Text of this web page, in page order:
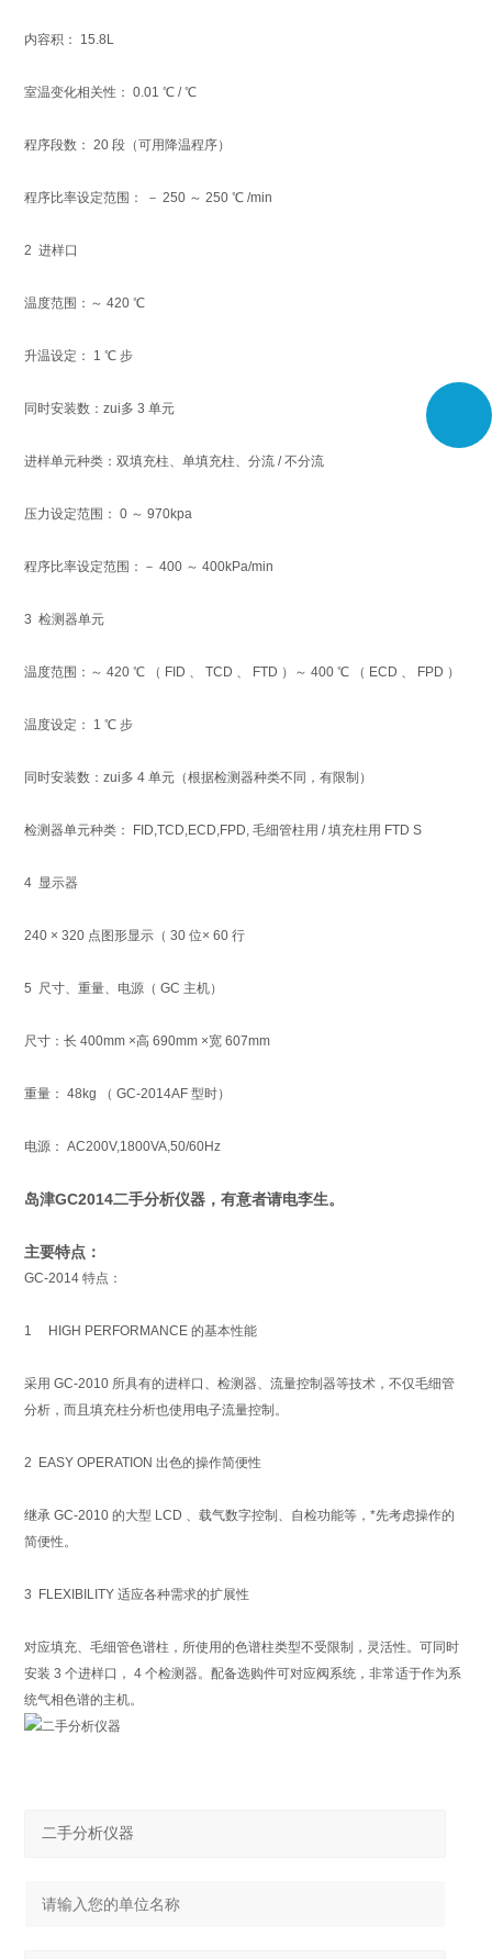
内容积： 15.8L
室温变化相关性： 0.01 ℃ / ℃
程序段数： 20 段（可用降温程序）
程序比率设定范围： － 250 ～ 250 ℃ /min
2 进样口
温度范围：～ 420 ℃
升温设定： 1 ℃ 步
同时安装数：zui多 3 单元
进样单元种类：双填充柱、单填充柱、分流 / 不分流
压力设定范围： 0 ～ 970kpa
程序比率设定范围：－ 400 ～ 400kPa/min
3 检测器单元
温度范围：～ 420 ℃ （ FID 、 TCD 、 FTD ）～ 400 ℃ （ ECD 、 FPD ）
温度设定： 1 ℃ 步
同时安装数：zui多 4 单元（根据检测器种类不同，有限制）
检测器单元种类： FID,TCD,ECD,FPD, 毛细管柱用 / 填充柱用 FTD S
4 显示器
240 × 320 点图形显示（ 30 位× 60 行
5 尺寸、重量、电源（ GC 主机）
尺寸：长 400mm ×高 690mm ×宽 607mm
重量： 48kg （ GC-2014AF 型时）
电源： AC200V,1800VA,50/60Hz
岛津GC2014二手分析仪器 ，有意者请电李生。
主要特点：
GC-2014 特点：
1 HIGH PERFORMANCE 的基本性能
采用 GC-2010 所具有的进样口、检测器、流量控制器等技术，不仅毛细管
分析，而且填充柱分析也使用电子流量控制。
2 EASY OPERATION 出色的操作简便性
继承 GC-2010 的大型 LCD 、载气数字控制、自检功能等，*先考虑操作的
简便性。
3 FLEXIBILITY 适应各种需求的扩展性
对应填充、毛细管色谱柱，所使用的色谱柱类型不受限制，灵活性。可同时
安装 3 个进样口， 4 个检测器。配备选购件可对应阀系统，非常适于作为系
统气相色谱的主机。